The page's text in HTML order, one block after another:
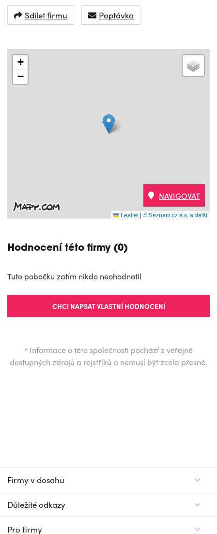
Sdílet firmu Poptávka
+
−
Leaflet | © Seznam.cz a.s. a další
NAVIGOVAT
Hodnocení této firmy (0)
Tuto pobočku zatím nikdo neohodnotil
CHCI NAPSAT VLASTNÍ HODNOCENÍ
* Informace o této společnosti pochází z veřejně
dostupných zdrojů a rejstříků a nemusí být zcela přesné.
Firmy v dosahu
Důležité odkazy
Pro firmy